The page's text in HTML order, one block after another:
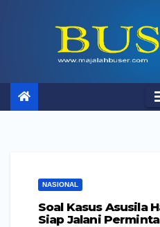
NASIONAL
Soal Kasus Asusila
Siap Jalani